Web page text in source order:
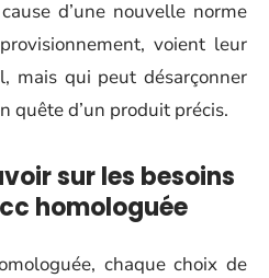
d’une nouvelle norme
voient leur
mais qui peut désarçonner
quête d’un produit précis.
sur les besoins
homologuée
chaque choix de